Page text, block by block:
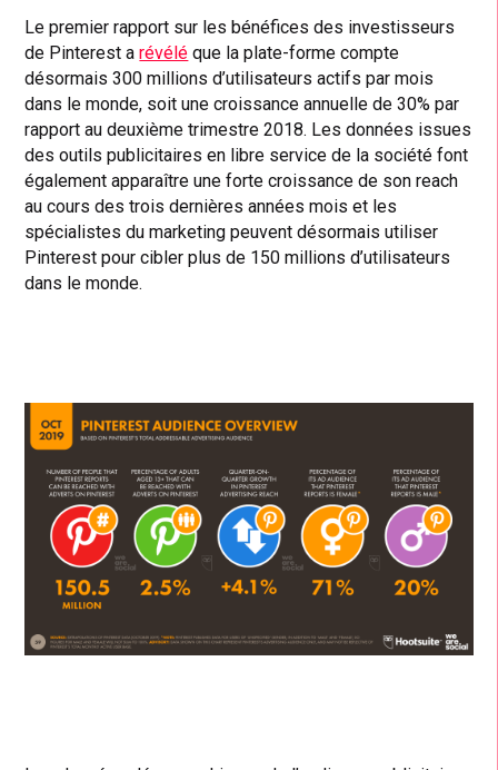
Le premier rapport sur les bénéfices des investisseurs
de Pinterest arévélé que la plate-forme compte
désormais 300 millions d’utilisateurs actifs par mois
dans le monde, soit une croissance annuelle de 30% par
rapport au deuxième trimestre 2018. Les données issues
des outils publicitaires en libre service de la société font
également apparaître une forte croissance de son reach
au cours des trois dernières années mois et les
spécialistes du marketing peuvent désormais utiliser
Pinterest pour cibler plus de 150 millions d’utilisateurs
dans le monde.